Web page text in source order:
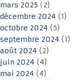
mars 2025 (2)
décembre 2024 (1)
octobre 2024 (5)
septembre 2024 (1)
août 2024 (2)
juin 2024 (4)
mai 2024 (4)